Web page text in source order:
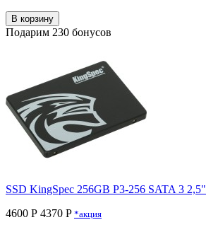
В корзину
Подарим 230 бонусов
SSD KingSpec 256GB P3-256 SATA 3 2,5"
4600 Р 4370 P *акция